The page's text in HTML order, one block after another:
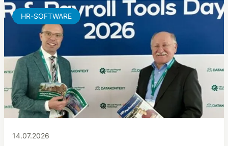
14.07.2026
HR-SOFTWARE